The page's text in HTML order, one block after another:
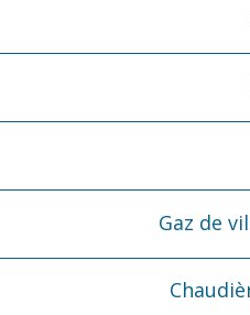
Gaz de